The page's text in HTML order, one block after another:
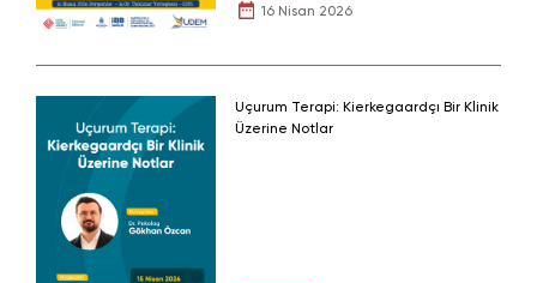
16 Nisan 2026
Uçurum Terapi: Kierkegaardçı Bir Klinik
Üzerine Notlar